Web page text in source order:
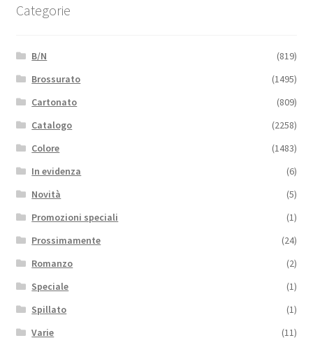
Categorie
B/N
(819)
Brossurato
(1495)
Cartonato
(809)
Catalogo
(2258)
Colore
(1483)
In evidenza
(6)
Novità
(5)
Promozioni speciali
(1)
Prossimamente
(24)
Romanzo
(2)
Speciale
(1)
Spillato
(1)
Varie
(11)